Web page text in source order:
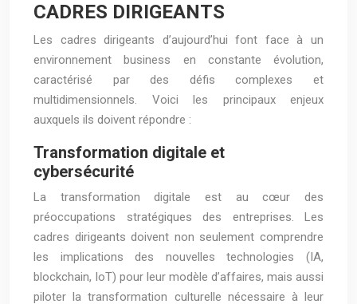
CADRES DIRIGEANTS
Les cadres dirigeants d’aujourd’hui font face à un
environnement business en constante évolution,
caractérisé par des défis complexes et
multidimensionnels. Voici les principaux enjeux
auxquels ils doivent répondre :
Transformation digitale et
cybersécurité
La transformation digitale est au cœur des
préoccupations stratégiques des entreprises. Les
cadres dirigeants doivent non seulement comprendre
les implications des nouvelles technologies (IA,
blockchain, IoT) pour leur modèle d’affaires, mais aussi
piloter la transformation culturelle nécessaire à leur